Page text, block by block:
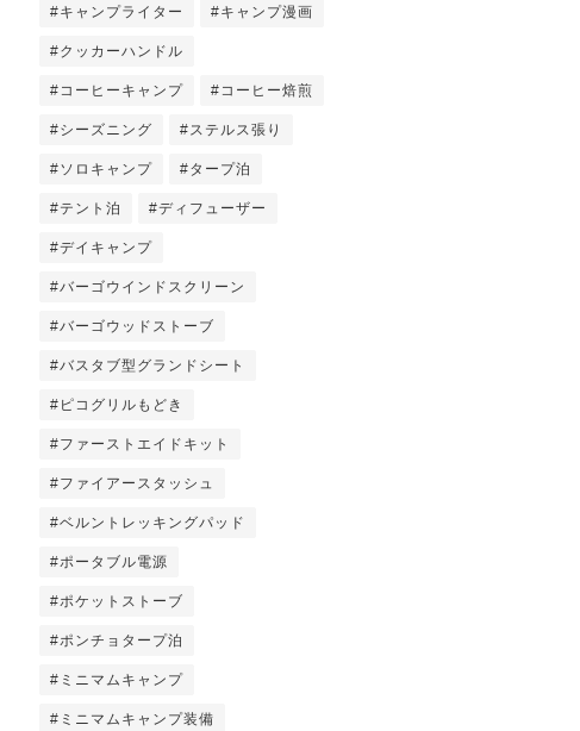
#キャンプライター #キャンプ漫画
#クッカーハンドル
#コーヒーキャンプ #コーヒー焙煎
#シーズニング #ステルス張り
#ソロキャンプ #タープ泊
#テント泊 #ディフューザー
#デイキャンプ
#バーゴウインドスクリーン
#バーゴウッドストーブ
#バスタブ型グランドシート
#ピコグリルもどき
#ファーストエイドキット
#ファイアースタッシュ
#ベルントレッキングパッド
#ポータブル電源
#ポケットストーブ
#ポンチョタープ泊
#ミニマムキャンプ
#ミニマムキャンプ装備